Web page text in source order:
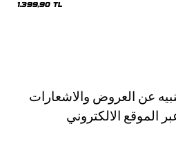
1.399,90 TL
عن العروض والاشعارات
الموقع الالكتروني